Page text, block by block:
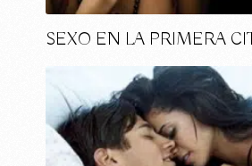
SEXO EN LA PRIMERA